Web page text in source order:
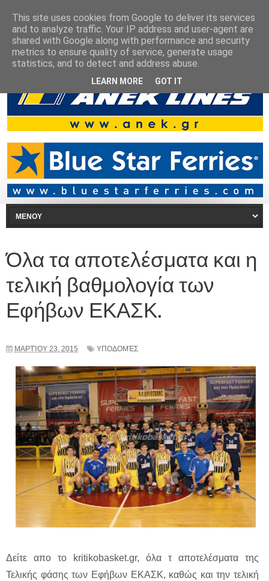
Όλα τα αποτελέσματα και η
τελική βαθμολογία των
Εφήβων ΕΚΑΣΚ.
ΜΑΡΤΊΟΥ 23, 2015 ΥΠΟΔΟΜΈΣ
Δείτε απο το kritikobasket.gr, όλα τ αποτελέσματα της
Τελικής φάσης των Εφήβων ΕΚΑΣΚ, καθώς και την τελική
This site uses cookies from Google to deliver its services
and to analyze traffic. Your IP address and user-agent are
shared with Google along with performance and security
metrics to ensure quality of service, generate usage
statistics, and to detect and address abuse.
LEARN MORE GOT IT